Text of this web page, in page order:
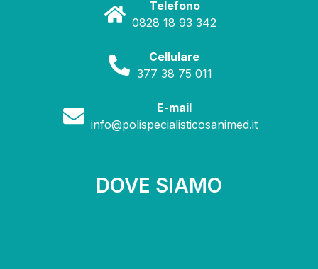
Telefono
0828 18 93 342
Cellulare
377 38 75 011
E-mail
info@polispecialisticosanimed.it
DOVE SIAMO